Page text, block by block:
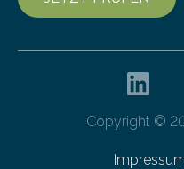
Copyright ©